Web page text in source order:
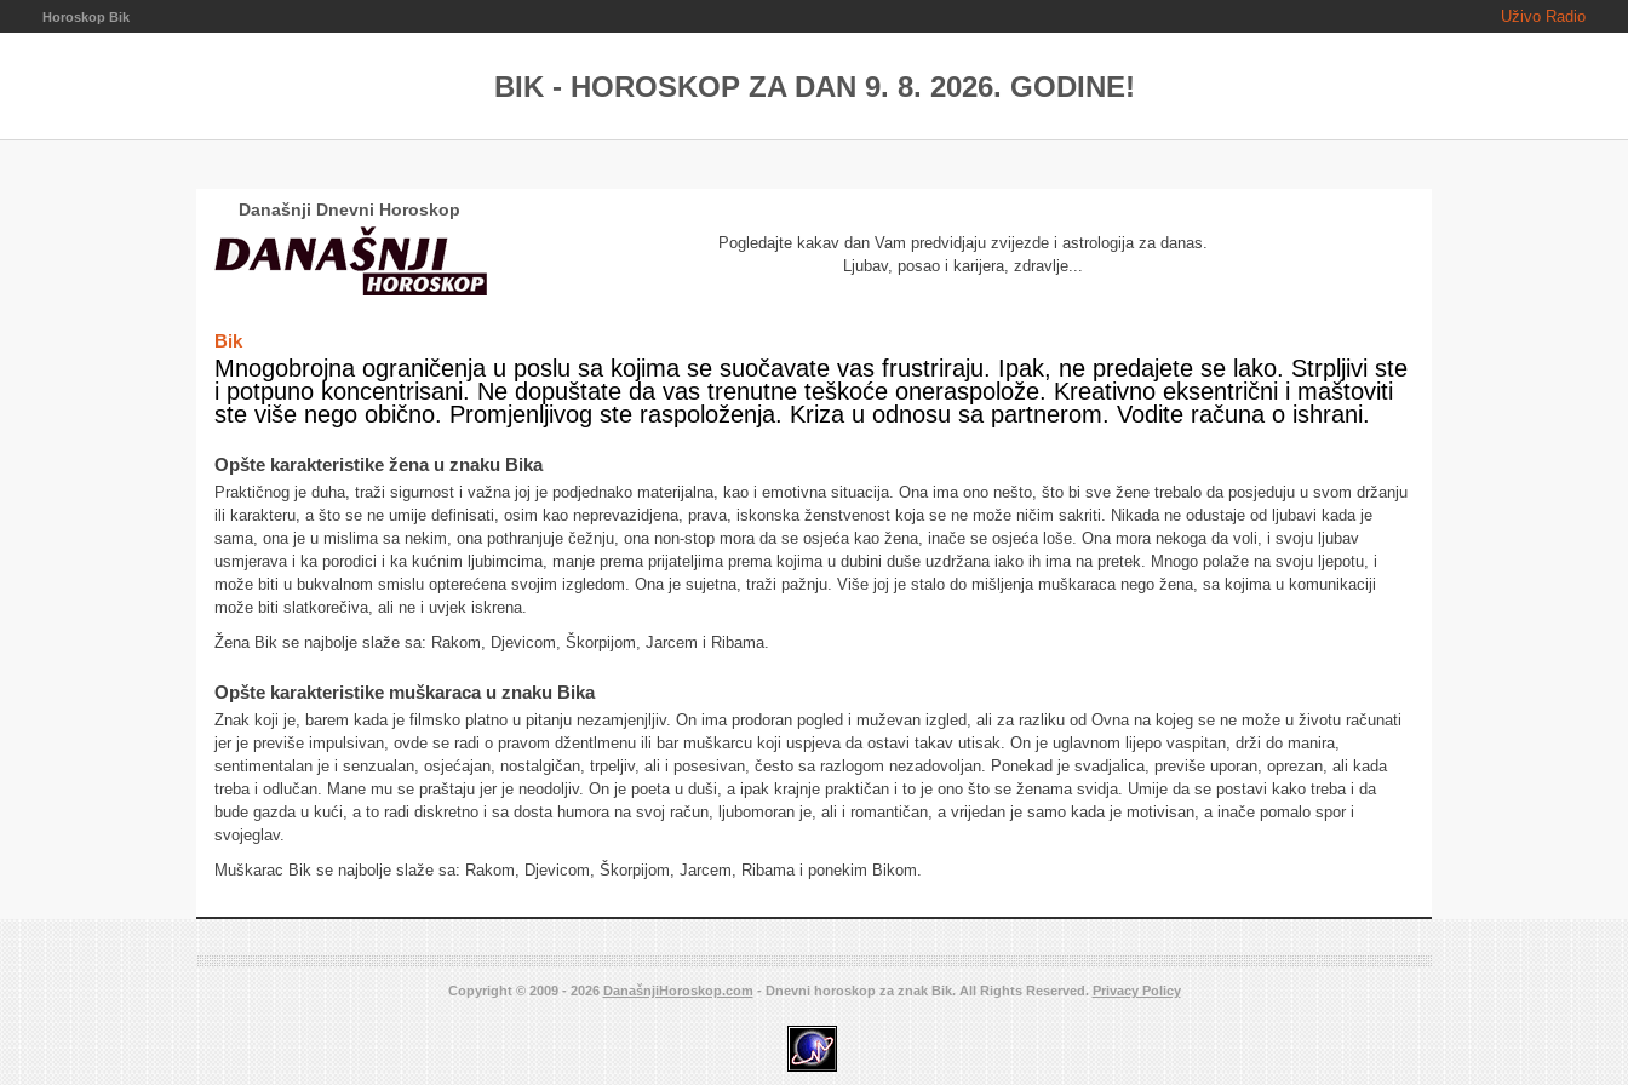
Horoskop Bik Uživo Radio
BIK - HOROSKOP ZA DAN 9. 8. 2026. GODINE!
Današnji Dnevni Horoskop
Pogledajte kakav dan Vam predvidjaju zvijezde i astrologija za danas.
Ljubav, posao i karijera, zdravlje...
Bik
Mnogobrojna ograničenja u poslu sa kojima se suočavate vas frustriraju. Ipak, ne predajete se lako. Strpljivi ste
i potpuno koncentrisani. Ne dopuštate da vas trenutne teškoće oneraspolože. Kreativno eksentrični i maštoviti
ste više nego obično. Promjenljivog ste raspoloženja. Kriza u odnosu sa partnerom. Vodite računa o ishrani.
Opšte karakteristike žena u znaku Bika
Praktičnog je duha, traži sigurnost i važna joj je podjednako materijalna, kao i emotivna situacija. Ona ima ono nešto, što bi sve žene trebalo da posjeduju u svom držanju
ili karakteru, a što se ne umije definisati, osim kao neprevazidjena, prava, iskonska ženstvenost koja se ne može ničim sakriti. Nikada ne odustaje od ljubavi kada je
sama, ona je u mislima sa nekim, ona pothranjuje čežnju, ona non-stop mora da se osjeća kao žena, inače se osjeća loše. Ona mora nekoga da voli, i svoju ljubav
usmjerava i ka porodici i ka kućnim ljubimcima, manje prema prijateljima prema kojima u dubini duše uzdržana iako ih ima na pretek. Mnogo polaže na svoju ljepotu, i
može biti u bukvalnom smislu opterećena svojim izgledom. Ona je sujetna, traži pažnju. Više joj je stalo do mišljenja muškaraca nego žena, sa kojima u komunikaciji
može biti slatkorečiva, ali ne i uvjek iskrena.
Žena Bik se najbolje slaže sa: Rakom, Djevicom, Škorpijom, Jarcem i Ribama.
Opšte karakteristike muškaraca u znaku Bika
Znak koji je, barem kada je filmsko platno u pitanju nezamjenjljiv. On ima prodoran pogled i muževan izgled, ali za razliku od Ovna na kojeg se ne može u životu računati
jer je previše impulsivan, ovde se radi o pravom džentlmenu ili bar muškarcu koji uspjeva da ostavi takav utisak. On je uglavnom lijepo vaspitan, drži do manira,
sentimentalan je i senzualan, osjećajan, nostalgičan, trpeljiv, ali i posesivan, često sa razlogom nezadovoljan. Ponekad je svadjalica, previše uporan, oprezan, ali kada
treba i odlučan. Mane mu se praštaju jer je neodoljiv. On je poeta u duši, a ipak krajnje praktičan i to je ono što se ženama svidja. Umije da se postavi kako treba i da
bude gazda u kući, a to radi diskretno i sa dosta humora na svoj račun, ljubomoran je, ali i romantičan, a vrijedan je samo kada je motivisan, a inače pomalo spor i
svojeglav.
Muškarac Bik se najbolje slaže sa: Rakom, Djevicom, Škorpijom, Jarcem, Ribama i ponekim Bikom.
Copyright © 2009 - 2026 DanašnjiHoroskop.com - Dnevni horoskop za znak Bik. All Rights Reserved. Privacy Policy